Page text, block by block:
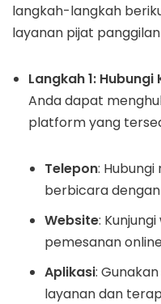
langkah-langkah
layanan pijat
Langkah 1: Hubungi
Anda dapat
platform yang
Telepon:
berbicara
Website:
pemesanan
Aplikasi:
layanan dan